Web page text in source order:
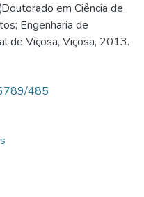
em Ciência de
Engenharia de
de Viçosa, Viçosa, 2013.
485